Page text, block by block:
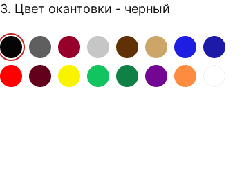
3. Цвет окантовки - черный